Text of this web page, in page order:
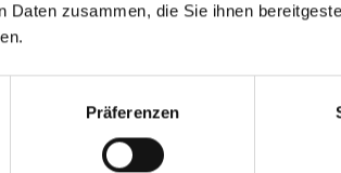
Daten zusammen, die Sie ihnen
PräferenzenSonnenbrillen